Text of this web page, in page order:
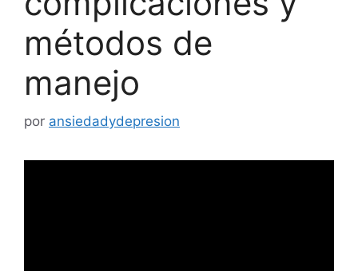
métodos de
manejo
por ansiedadydepresion